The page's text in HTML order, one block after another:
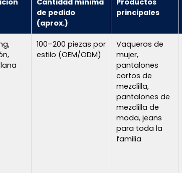
Cantidad mínima
de pedido
(aprox.)
Productos
principales
100–200 piezas por
estilo (OEM/ODM)
Vaqueros de
mujer,
pantalones
cortos de
mezclilla,
pantalones de
mezclilla de
moda, jeans
para toda la
familia